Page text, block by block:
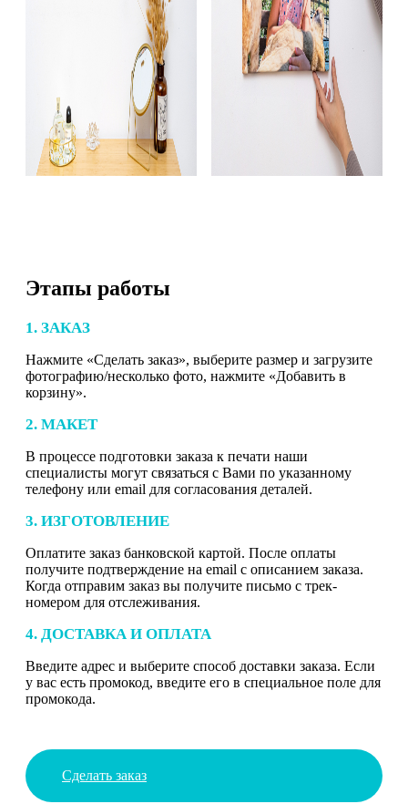
Этапы работы
1. ЗАКАЗ
Нажмите «Сделать заказ», выберите размер и загрузите
фотографию/несколько фото, нажмите «Добавить в
корзину».
2. МАКЕТ
В процессе подготовки заказа к печати наши
специалисты могут связаться с Вами по указанному
телефону или email для согласования деталей.
3. ИЗГОТОВЛЕНИЕ
Оплатите заказ банковской картой. После оплаты
получите подтверждение на email с описанием заказа.
Когда отправим заказ вы получите письмо с трек-
номером для отслеживания.
4. ДОСТАВКА И ОПЛАТА
Введите адрес и выберите способ доставки заказа. Если
у вас есть промокод, введите его в специальное поле для
промокода.
Сделать заказ